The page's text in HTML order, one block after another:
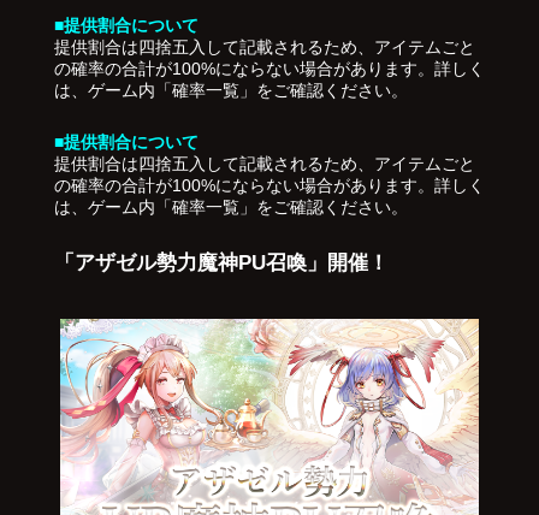
■提供割合について
提供割合は四捨五入して記載されるため、アイテムごと
の確率の合計が100%にならない場合があります。詳しく
は、ゲーム内「確率一覧」をご確認ください。
■提供割合について
提供割合は四捨五入して記載されるため、アイテムごと
の確率の合計が100%にならない場合があります。詳しく
は、ゲーム内「確率一覧」をご確認ください。
「アザゼル勢力魔神PU召喚」開催！